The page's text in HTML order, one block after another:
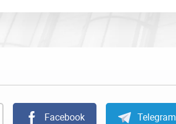
Facebook Telegram